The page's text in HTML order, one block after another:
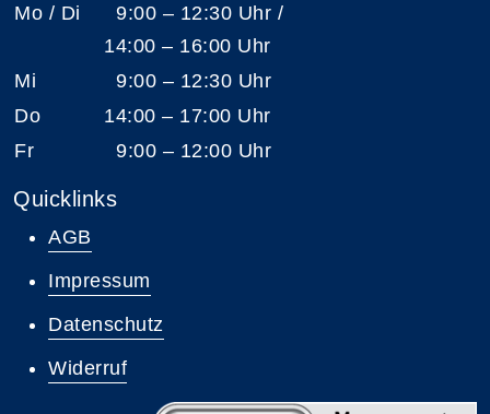
Mo / Di
9:00 – 12:30 Uhr /
14:00 – 16:00 Uhr
Mi
9:00 – 12:30 Uhr
Do
14:00 – 17:00 Uhr
Fr
9:00 – 12:00 Uhr
Quicklinks
AGB
Impressum
Datenschutz
Widerruf